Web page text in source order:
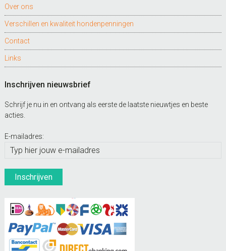
Over ons
Verschillen en kwaliteit hondenpenningen
Contact
Links
Inschrijven nieuwsbrief
Schrijf je nu in en ontvang als eerste de laatste nieuwtjes en beste
acties.
E-mailadres: